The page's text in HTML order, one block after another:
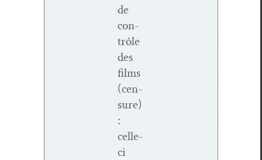
de
con­
trôle
des
films
(cen­
sure)
:
celle-
ci